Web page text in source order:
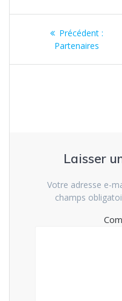
Navigation
Précédent :Article
Partenaires
Laisser
Votre adresse e-
champs